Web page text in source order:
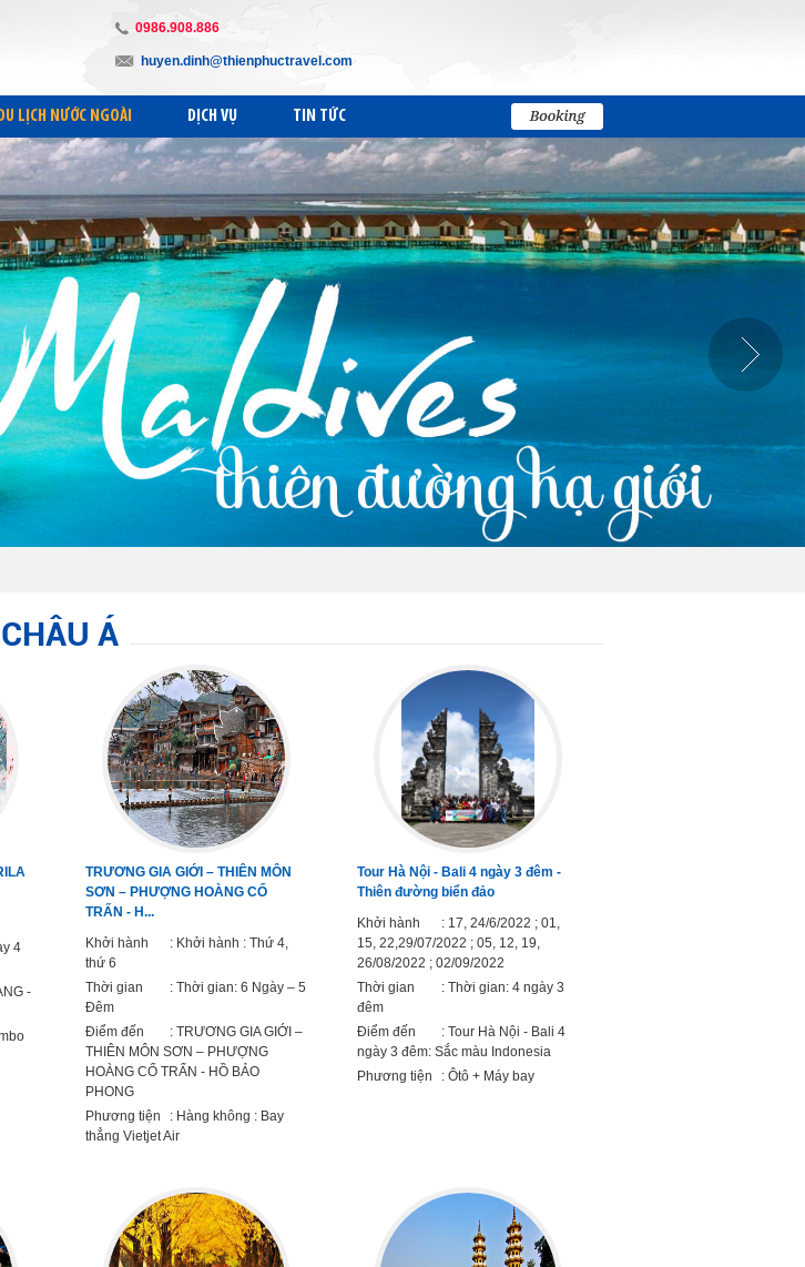
0986.908.886
huyen.dinh@thienphuctravel.com
DU LỊCH NƯỚC NGOÀI DỊCH VỤ TIN TỨC
CHÂU Á
4
-
TRƯƠNG GIA GIỚI – THIÊN MÔN
SƠN – PHƯỢNG HOÀNG CỔ
TRẤN - H...
Khởi hành
: Khởi hành : Thứ 4,
thứ 6
Thời gian
: Thời gian: 6 Ngày – 5
Đêm
Điểm đến
: TRƯƠNG GIA GIỚI –
THIÊN MÔN SƠN – PHƯỢNG
HOÀNG CỔ TRẤN - HỒ BẢO
PHONG
Phương tiện
: Hàng không : Bay
thẳng Vietjet Air
Tour Hà Nội - Bali 4 ngày 3 đêm -
Thiên đường biển đảo
Khởi hành
: 17, 24/6/2022 ; 01,
15, 22,29/07/2022 ; 05, 12, 19,
26/08/2022 ; 02/09/2022
Thời gian
: Thời gian: 4 ngày 3
đêm
Điểm đến
: Tour Hà Nội - Bali 4
ngày 3 đêm: Sắc màu Indonesia
Phương tiện
: Ôtô + Máy bay